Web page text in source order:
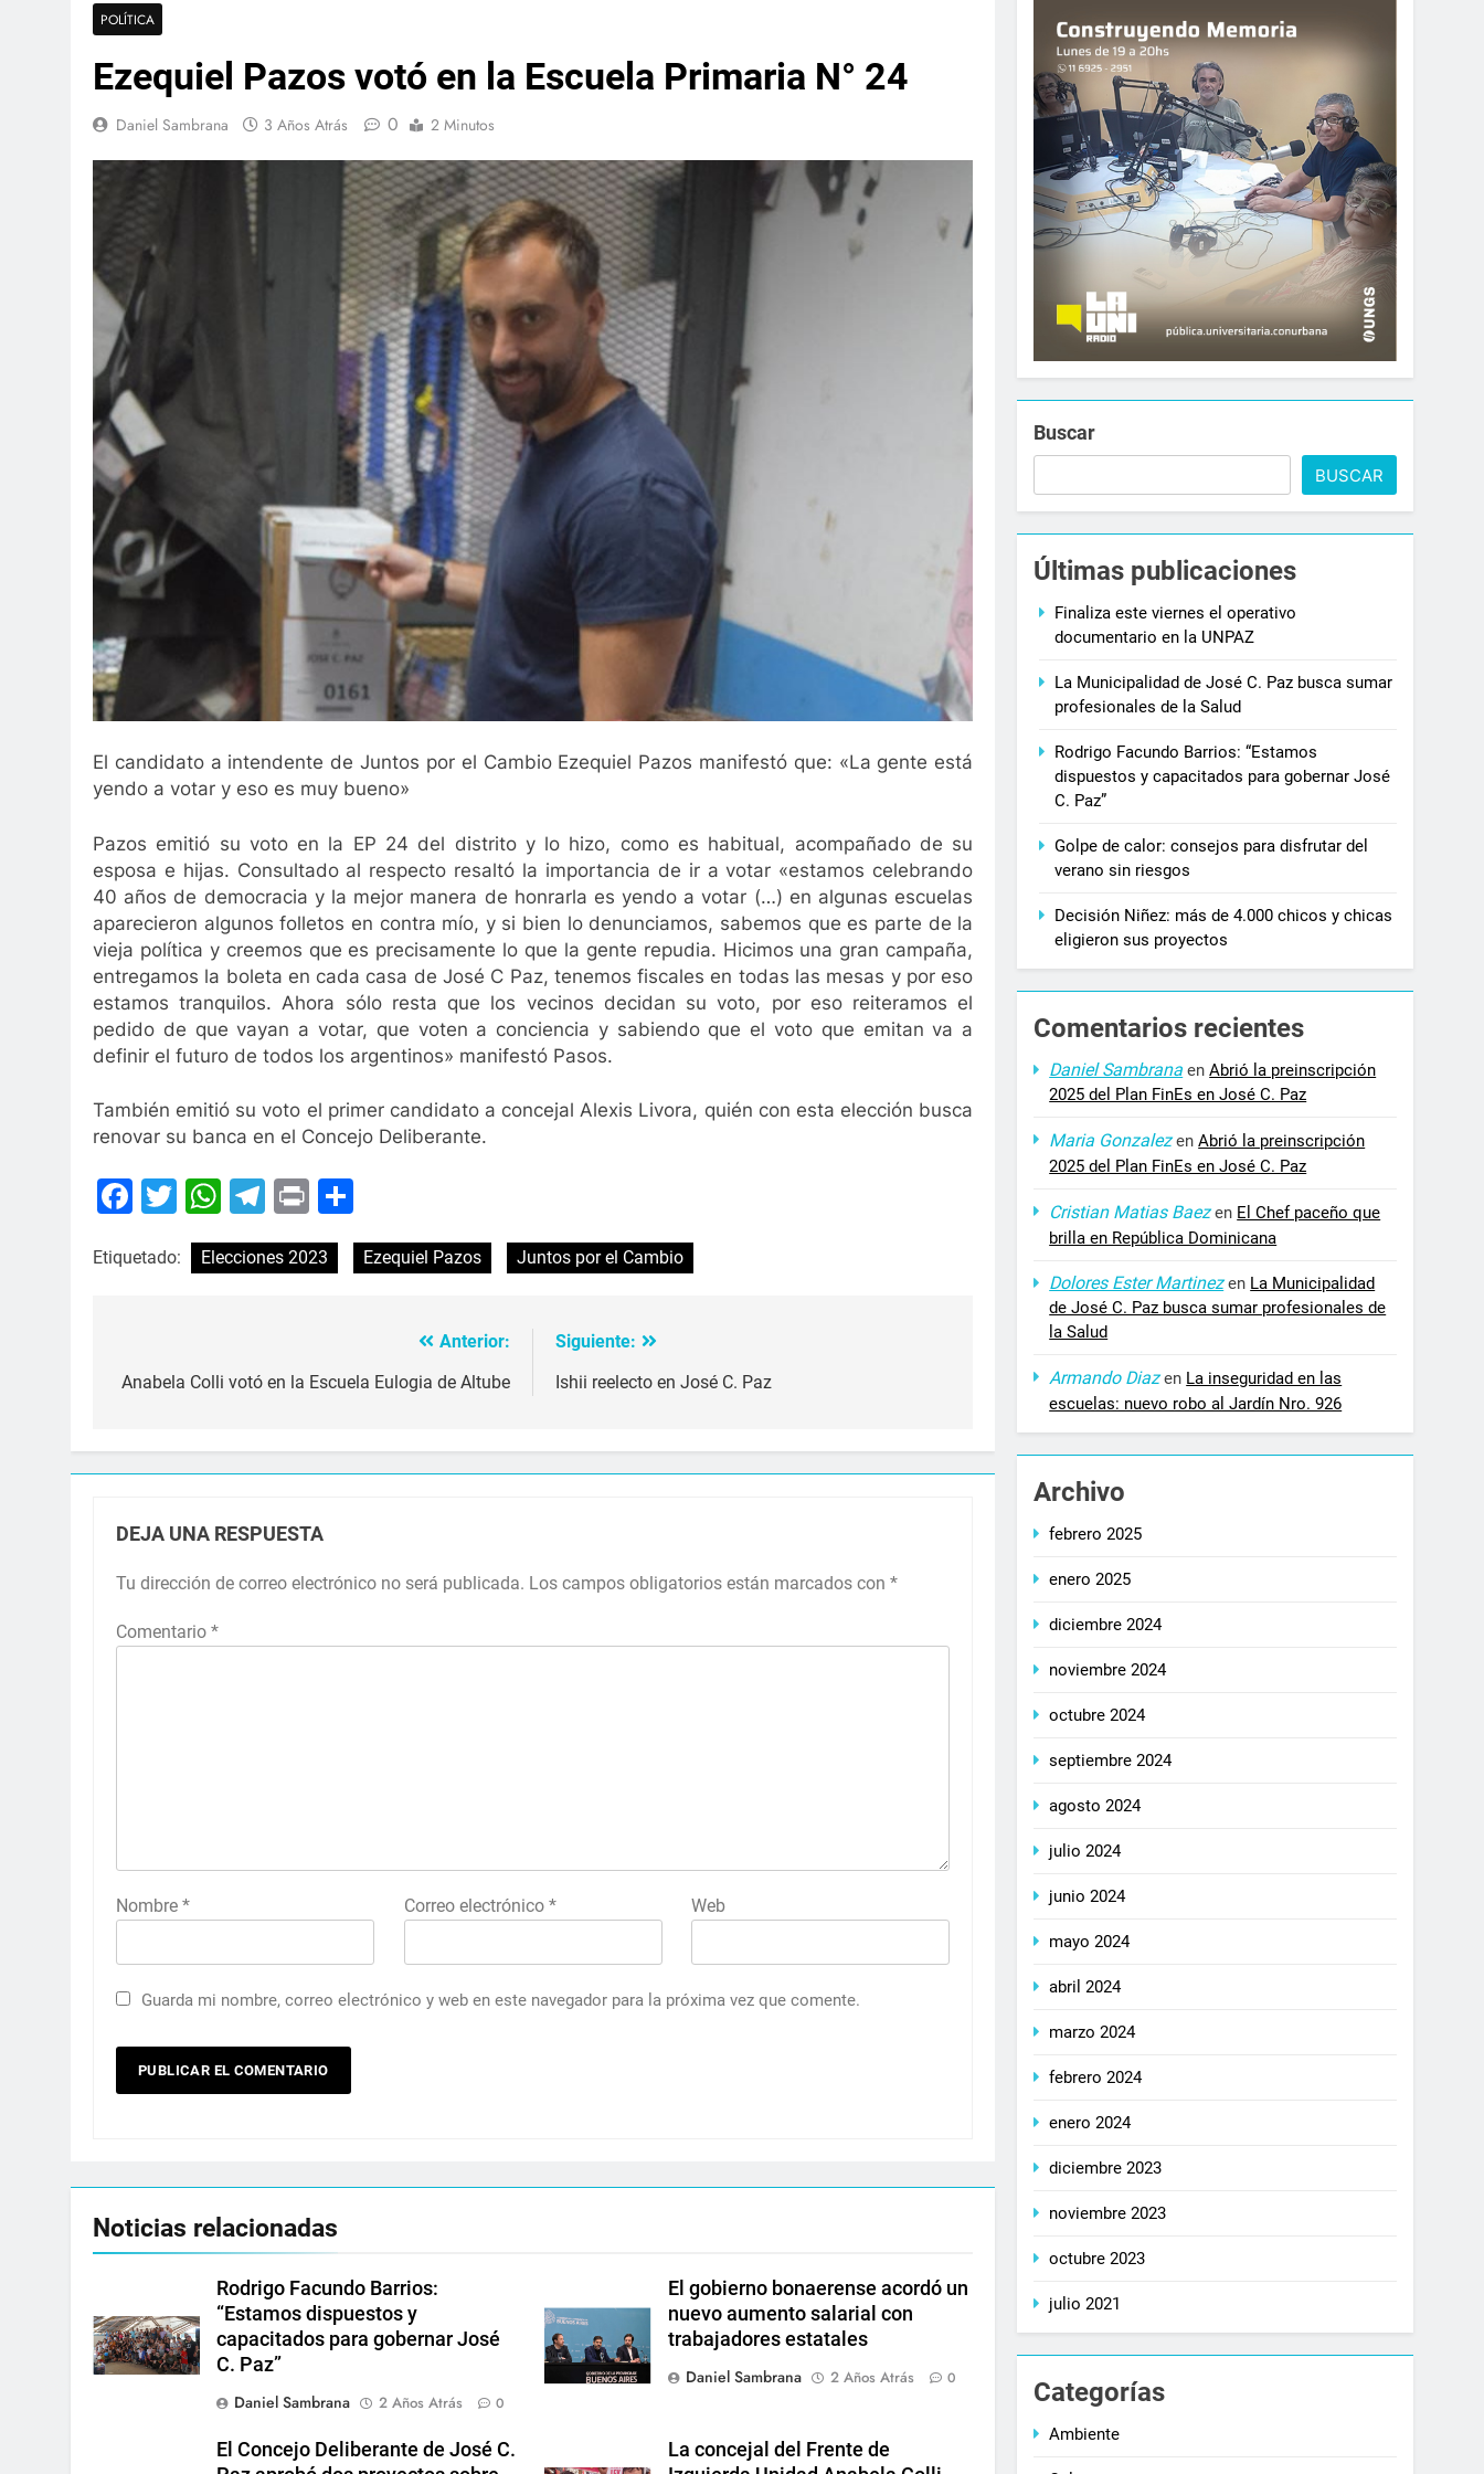
POLÍTICA
Ezequiel Pazos votó en la Escuela Primaria N° 24
Daniel Sambrana 3 Años Atrás 0 2 Minutos
El candidato a intendente de Juntos por el Cambio Ezequiel Pazos manifestó que: «La gente está
yendo a votar y eso es muy bueno»
Pazos emitió su voto en la EP 24 del distrito y lo hizo, como es habitual, acompañado de su
esposa e hijas. Consultado al respecto resaltó la importancia de ir a votar «estamos celebrando
40 años de democracia y la mejor manera de honrarla es yendo a votar (…) en algunas escuelas
aparecieron algunos folletos en contra mío, y si bien lo denunciamos, sabemos que es parte de la
vieja política y creemos que es precisamente lo que la gente repudia. Hicimos una gran campaña,
entregamos la boleta en cada casa de José C Paz, tenemos fiscales en todas las mesas y por eso
estamos tranquilos. Ahora sólo resta que los vecinos decidan su voto, por eso reiteramos el
pedido de que vayan a votar, que voten a conciencia y sabiendo que el voto que emitan va a
definir el futuro de todos los argentinos» manifestó Pasos.
También emitió su voto el primer candidato a concejal Alexis Livora, quién con esta elección busca
renovar su banca en el Concejo Deliberante.
Facebook
Twitter
WhatsApp
Telegram
Print
Etiquetado: Elecciones 2023 Ezequiel Pazos Juntos por el Cambio
de
Anterior:
Anabela Colli votó en la Escuela Eulogia de Altube
Siguiente:
Ishii reelecto en José C. Paz
DEJA UNA RESPUESTA
Tu dirección de correo electrónico no será publicada. Los campos obligatorios están marcados con *
Comentario *
Nombre * Correo electrónico * Web
Guarda mi nombre, correo electrónico y web en este navegador para la próxima vez que comente.
Noticias relacionadas
Rodrigo Facundo Barrios:
“Estamos dispuestos y
capacitados para gobernar José
C. Paz”
Daniel Sambrana
2 Años Atrás 0
El gobierno bonaerense acordó un
nuevo aumento salarial con
trabajadores estatales
Daniel Sambrana
2 Años Atrás 0
El Concejo Deliberante de José C.
La concejal del Frente de
Buscar
BUSCAR
Últimas publicaciones
Finaliza este viernes el operativo
documentario en la UNPAZ
La Municipalidad de José C. Paz busca sumar
profesionales de la Salud
Rodrigo Facundo Barrios: “Estamos
dispuestos y capacitados para gobernar José
C. Paz”
Golpe de calor: consejos para disfrutar del
verano sin riesgos
Decisión Niñez: más de 4.000 chicos y chicas
eligieron sus proyectos
Comentarios recientes
Daniel Sambrana enAbrió la preinscripción
2025 del Plan FinEs en José C. Paz
Maria GonzalezenAbrió la preinscripción
2025 del Plan FinEs en José C. Paz
Cristian Matias Baezen El Chef paceño que
brilla en República Dominicana
Dolores Ester Martinezen La Municipalidad
de José C. Paz busca sumar profesionales de
la Salud
Armando Diazen La inseguridad en las
escuelas: nuevo robo al Jardín Nro. 926
Archivo
febrero 2025
enero 2025
diciembre 2024
noviembre 2024
octubre 2024
septiembre 2024
agosto 2024
julio 2024
junio 2024
mayo 2024
abril 2024
marzo 2024
febrero 2024
enero 2024
diciembre 2023
noviembre 2023
octubre 2023
julio 2021
Categorías
Ambiente